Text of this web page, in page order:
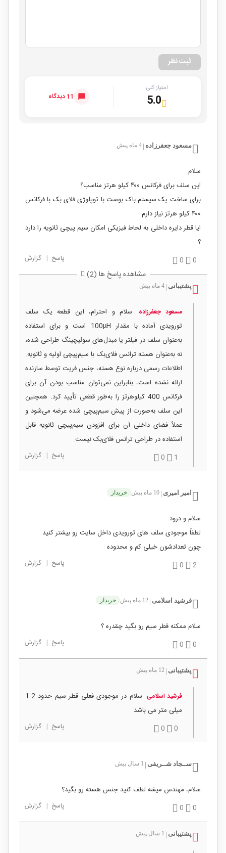
ثبت نظر
امتیاز کلی
5.0 11 دیدگاه
مسعود جعفرزاده | 4 ماه پیش
سلام
این سلف برای فرکانس ۴۰۰ کیلو هرتز مناسب؟
برای ساخت یک سیستم باک بوست با توپلوژی فلای بک با فرکانس
۴۰۰ کیلو هرتز نیاز دارم
ایا قطر دایره داخلی به لحاط فیزیکی امکان سیم پیچی ثانویه را دارد
؟
0
0 پاسخ | گزارش
مشاهده پاسخ ها (2)
پشتیبانی | 4 ماه پیش
مسعود جعفرزاده
سلام و احترام، این قطعه یک سلف
تورویدی آماده با مقدار 100µH است و برای استفاده
به‌عنوان سلف در فیلتر یا مبدل‌های سوئیچینگ طراحی شده،
نه به‌عنوان هسته ترانس فلای‌بک با سیم‌پیچی اولیه و ثانویه.
اطلاعات رسمی درباره نوع هسته، جنس فریت توسط سازنده
ارائه نشده است، بنابراین نمی‌توان مناسب بودن آن برای
فرکانس 400 کیلوهرتز را به‌طور قطعی تأیید کرد. همچنین
این سلف به‌صورت از پیش سیم‌پیچی شده عرضه می‌شود و
عملاً فضای داخلی آن برای افزودن سیم‌پیچی ثانویه قابل
استفاده در طراحی ترانس فلای‌بک نیست.
1
0 پاسخ | گزارش
امیر امیری | 10 ماه پیش خریدار
سلام و درود
لطفاً موجودی سلف های تورویدی داخل سایت رو بیشتر کنید
چون تعدادشون خیلی کم و محدوده
2
0 پاسخ | گزارش
فرشید اسلامی | 12 ماه پیش خریدار
سلام ممکنه قطر سیم رو بگید چقدره ؟
0
0 پاسخ | گزارش
پشتیبانی | 12 ماه پیش
فرشید اسلامی
سلام در موجودی فعلی قطر سیم حدود 1.2
میلی متر می باشد
0
0 پاسخ | گزارش
ســجاد شــریفی | 1 سال پیش
سلام، مهندس میشه لطف کنید جنس هسته رو بگید؟
0
0 پاسخ | گزارش
پشتیبانی | 1 سال پیش